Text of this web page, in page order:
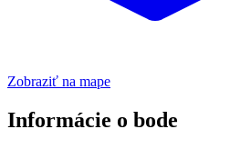
Zobraziť na mape
Informácie o bode